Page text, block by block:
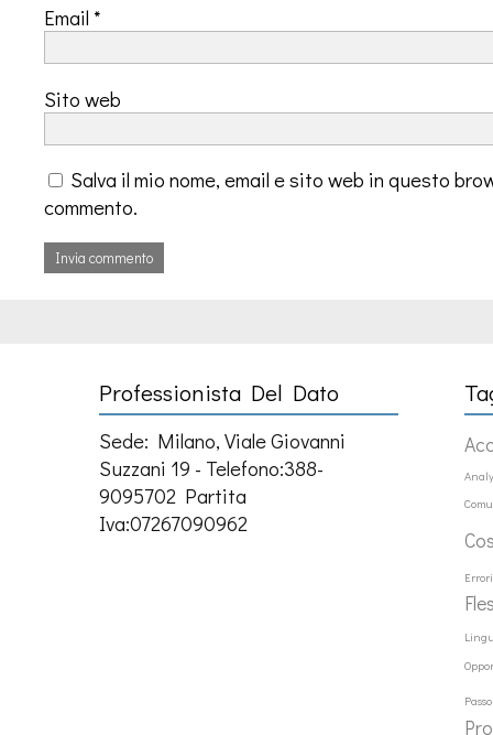
Email *
Sito web
Salva il mio nome, email e sito web in questo
commento.
Professionista Del Dato
Sede: Milano, Viale Giovanni
Suzzani 19 - Telefono:388-
9095702 Partita
Iva:07267090962
Errori
Passo